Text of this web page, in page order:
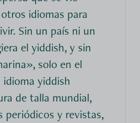
idiomas para
Sin un país ni un
el yiddish, y sin
solo en el
yiddish
de talla mundial,
periódicos y revistas,